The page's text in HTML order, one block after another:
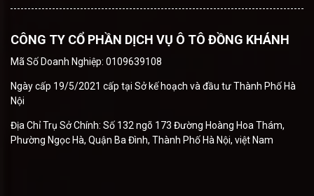
CÔNG TY CỔ PHẦN DỊCH VỤ Ô TÔ ĐỒNG KHÁNH
Mã Số Doanh Nghiệp: 0109639108
Ngày cấp 19/5/2021 cấp tại Sở kế hoạch và đầu tư Thành Phố Hà
Nội
Địa Chỉ Trụ Sở Chính: Số 132 ngõ 173 Đường Hoàng Hoa Thám,
Phường Ngọc Hà, Quận Ba Đình, Thành Phố Hà Nội, việt Nam